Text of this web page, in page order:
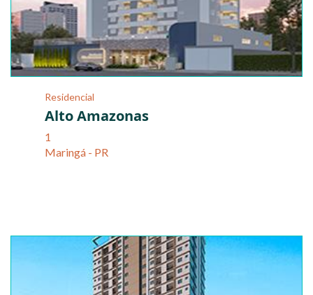
Residencial
Alto Amazonas
1
Maringá - PR